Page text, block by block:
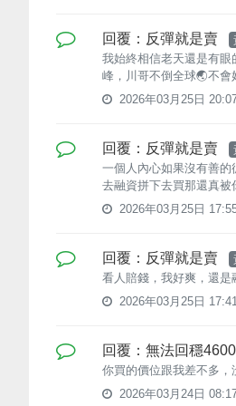
回覆：反彈就是賣
我始終相信老天還是有
峰，川哥不倒全球🌏不會
2026年03月25日
回覆：反彈就是賣
一個人內心如果沒有善
去融資拼下去買那還真
2026年03月25日
回覆：反彈就是賣
看人賠錢，我好爽，還
2026年03月25日
回覆：無法回穩
你買的價位跟我差不多
2026年03月24日